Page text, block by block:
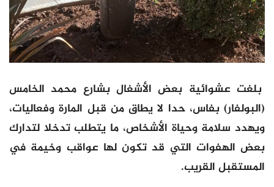
بلغت عشوائية بعض الأشغال بشارع محمد الخامس
(البولفار) بفاس، حدا لا يطاق من قبل المارة وفعاليات،
ويهدد سلامة وحياة الأشخاص، ما يتطلب تدخلا لتدارك
بعض الهفوات التي قد تكون لها عواقب وخيمة في
المستقبل القريب.